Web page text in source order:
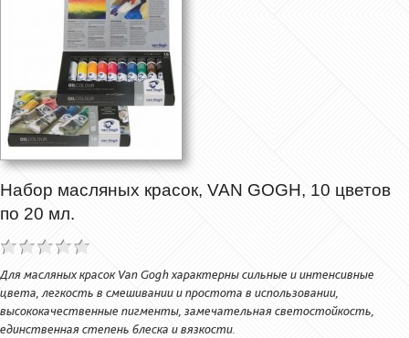
Набор масляных красок, VAN GOGH, 10 цветов
по 20 мл.
Для масляных красок Van Gogh характерны сильные и интенсивные
цвета, легкость в смешивании и простота в использовании,
высококачественные пигменты, замечательная светостойкость,
единственная степень блеска и вязкости.